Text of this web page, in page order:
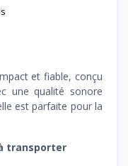
et fiable, conçu
une qualité sonore
est parfaite pour la
transporter